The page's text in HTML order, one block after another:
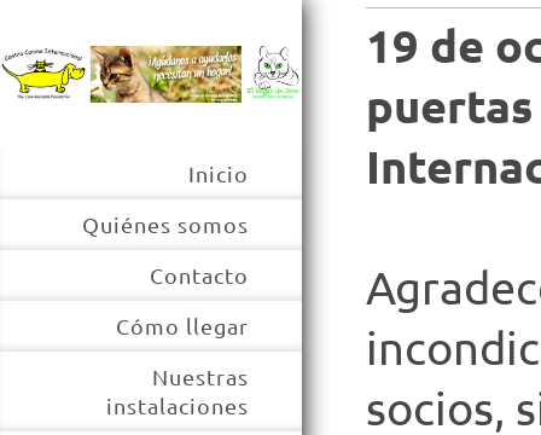
Inicio
Quiénes somos
Contacto
Cómo llegar
Nuestras
instalaciones
19 de
socios,